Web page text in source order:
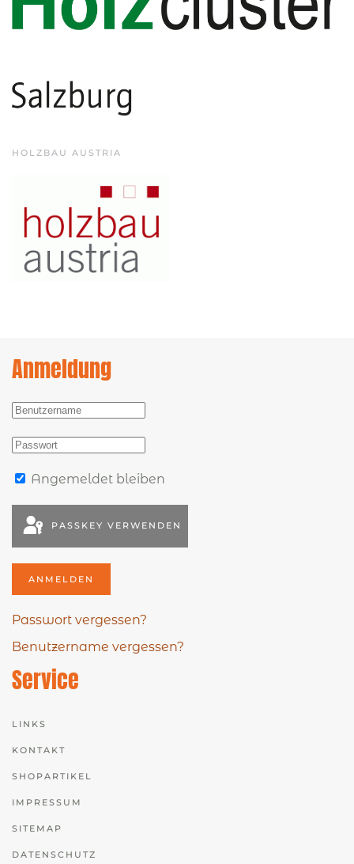
HOLZBAU AUSTRIA
Anmeldung
Angemeldet bleiben
PASSKEY VERWENDEN
ANMELDEN
Passwort vergessen?
Benutzername vergessen?
Service
LINKS
KONTAKT
SHOPARTIKEL
IMPRESSUM
SITEMAP
DATENSCHUTZ